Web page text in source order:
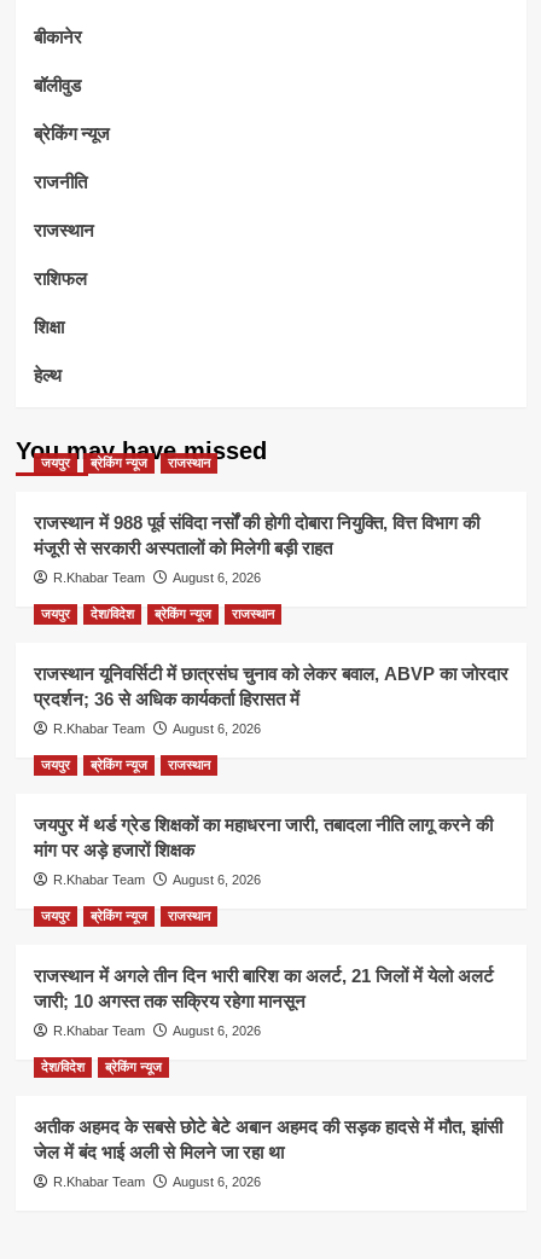
बीकानेर
बॉलीवुड
ब्रेकिंग न्यूज
राजनीति
राजस्थान
राशिफल
शिक्षा
हेल्थ
You may have missed
जयपुर ब्रेकिंग न्यूज राजस्थान
राजस्थान में 988 पूर्व संविदा नर्सों की होगी दोबारा नियुक्ति, वित्त विभाग की
मंजूरी से सरकारी अस्पतालों को मिलेगी बड़ी राहत
R.Khabar Team August 6, 2026
जयपुर देश/विदेश ब्रेकिंग न्यूज राजस्थान
राजस्थान यूनिवर्सिटी में छात्रसंघ चुनाव को लेकर बवाल, ABVP का जोरदार
प्रदर्शन; 36 से अधिक कार्यकर्ता हिरासत में
R.Khabar Team August 6, 2026
जयपुर ब्रेकिंग न्यूज राजस्थान
जयपुर में थर्ड ग्रेड शिक्षकों का महाधरना जारी, तबादला नीति लागू करने की
मांग पर अड़े हजारों शिक्षक
R.Khabar Team August 6, 2026
जयपुर ब्रेकिंग न्यूज राजस्थान
राजस्थान में अगले तीन दिन भारी बारिश का अलर्ट, 21 जिलों में येलो अलर्ट
जारी; 10 अगस्त तक सक्रिय रहेगा मानसून
R.Khabar Team August 6, 2026
देश/विदेश ब्रेकिंग न्यूज
अतीक अहमद के सबसे छोटे बेटे अबान अहमद की सड़क हादसे में मौत, झांसी
जेल में बंद भाई अली से मिलने जा रहा था
R.Khabar Team August 6, 2026